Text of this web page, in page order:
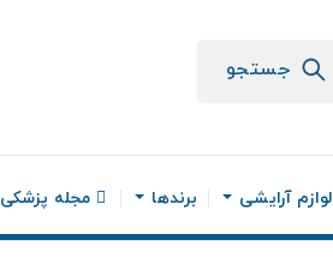
جستجو
لوازم آرایشی برندها مجله پزشکی